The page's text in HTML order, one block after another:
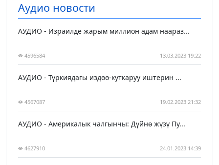
Аудио новости
АУДИО - Израилде жарым миллион адам наараз...
4596584 13.03.2023 19:22
АУДИО - Түркиядагы издөө-куткаруу иштерин ...
4567087 19.02.2023 21:32
АУДИО - Америкалык чалгынчы: Дүйнө жүзү Пу...
4627910 24.01.2023 14:39